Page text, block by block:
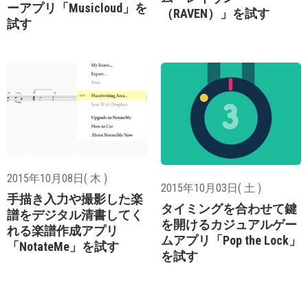
ーアプリ「Musicloud」を
試す
（RAVEN）」を試す
2015年10月08日( 木 )
手描き入力や撮影した楽
譜をデジタル清書してく
れる楽譜作成アプリ
「NotateMe」を試す
2015年10月03日( 土 )
タイミングを合わせて鍵
を開けるカジュアルゲー
ムアプリ「Pop the Lock」
を試す